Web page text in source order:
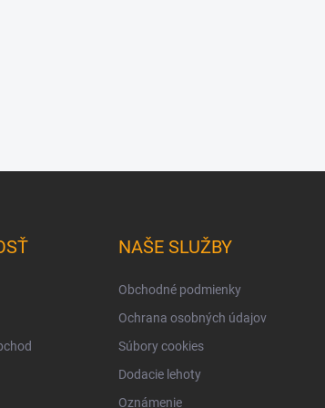
NAŠE SLUŽBY
Obchodné podmienky
Ochrana osobných údajov
Súbory cookies
Dodacie lehoty
Oznámenie